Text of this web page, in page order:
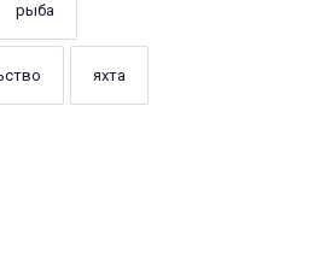
рыба
яхта